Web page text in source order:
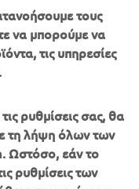
ως μια
που ενισχύει την
και ελάχιστους
τους
να μπορούμε να
τις υπηρεσίες
ρυθμίσεις σας, θα
τη λήψη όλων των
Ωστόσο, εάν το
ρυθμίσεις των